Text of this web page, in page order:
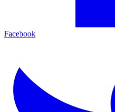
Facebook